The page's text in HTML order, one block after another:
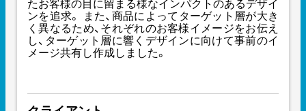
たお客様の目に留まる様なインパクトのあるデザイ
ンを追求。 また、商品によってターゲット層が大き
く異なるため、それぞれのお客様イメージをお伝え
し、ターゲット層に響くデザインに向けて事前のイ
メージ共有し作成しました。